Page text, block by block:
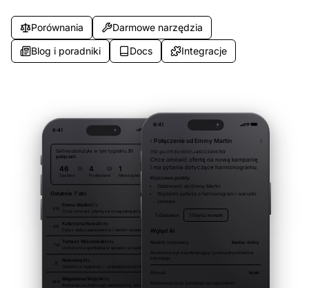
Porównania
Darmowe narzędzia
Blog i poradniki
Docs Integracje